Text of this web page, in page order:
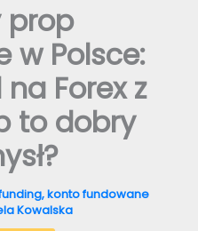
prop
w Polsce:
Forex z
to dobry
,konto fundowane
Kowalska